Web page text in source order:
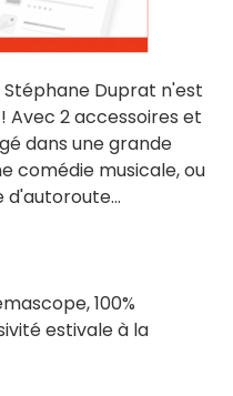
Duprat n'est
Avec 2 accessoires et
dans une grande
comédie musicale, ou
100%
estivale à la